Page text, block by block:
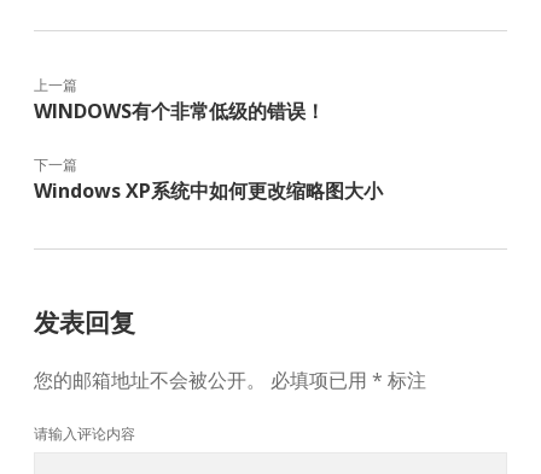
上一篇
WINDOWS有个非常低级的错误！
下一篇
Windows XP系统中如何更改缩略图大小
发表回复
您的邮箱地址不会被公开。 必填项已用 * 标注
请输入评论内容